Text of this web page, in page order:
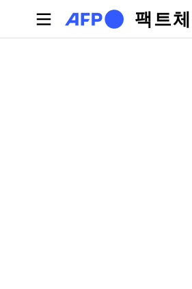
주요 콘텐츠로 건너뛰기
팩트
기본탭